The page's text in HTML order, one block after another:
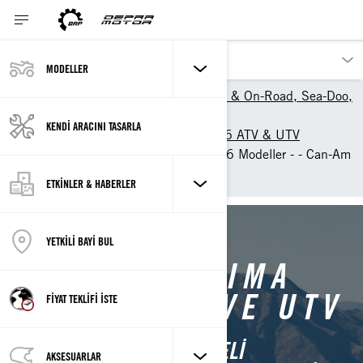
MODELLER
KENDİ ARACINI TASARLA
ETKİNLER & HABERLER
YETKİLİ BAYİ BUL
FİYAT TEKLİFİ İSTE
AKSESUARLAR
Modeller | Can-Am Off-Road & On-Road, Sea-Doo,
Can-Am Off-Road
2026 ATV & UTV
Kullanım amacına göre 2026 Modeller - - Can-Am
HER KULLANIMA
UYGUN ATV VE UTV
DERIN ÇAMUR VE ENGEBELI